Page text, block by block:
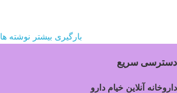
بارگیری بیشتر نوشته ها
دسترسی سریع
داروخانه آنلاین خیام دارو